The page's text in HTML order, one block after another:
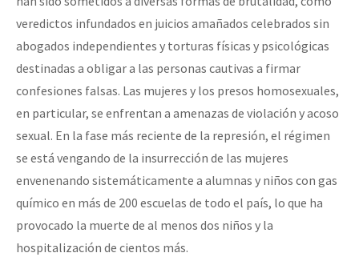
veredictos infundados en juicios amañados celebrados sin
abogados independientes y torturas físicas y psicológicas
destinadas a obligar a las personas cautivas a firmar
confesiones falsas. Las mujeres y los presos homosexuales,
en particular, se enfrentan a amenazas de violación y acoso
sexual. En la fase más reciente de la represión, el régimen
se está vengando de la insurrección de las mujeres
envenenando sistemáticamente a alumnas y niños con gas
químico en más de 200 escuelas de todo el país, lo que ha
provocado la muerte de al menos dos niños y la
hospitalización de cientos más.